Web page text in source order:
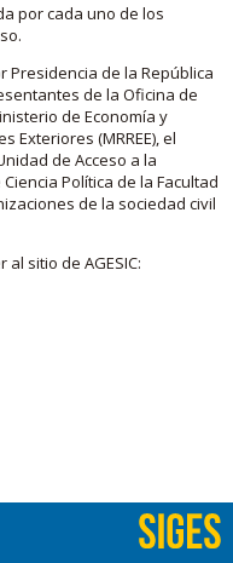
por cada uno de los
Presidencia de la República
de la Oficina de
de Economía y
Exteriores (MRREE), el
de Acceso a la
Política de la Facultad
de la sociedad civil
sitio de AGESIC: